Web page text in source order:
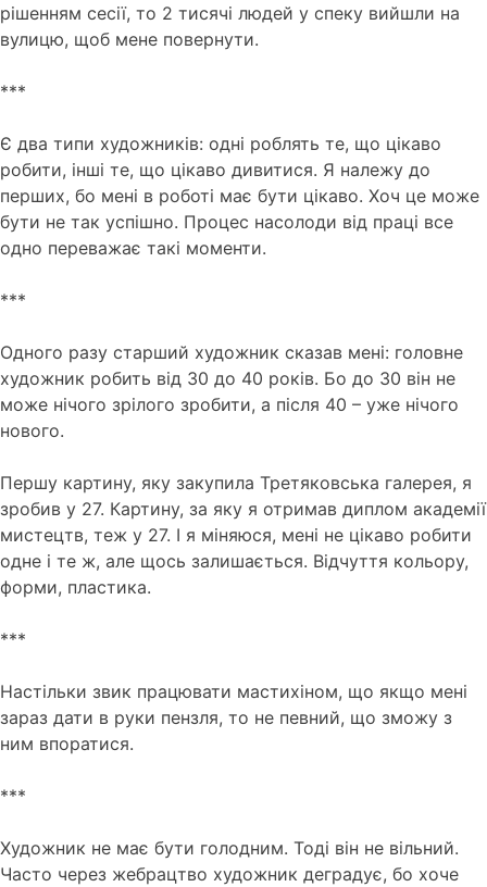
рішенням сесії, то 2 тисячі людей у спеку вийшли на
вулицю, щоб мене повернути.
***
Є два типи художників: одні роблять те, що цікаво
робити, інші те, що цікаво дивитися. Я належу до
перших, бо мені в роботі має бути цікаво. Хоч це може
бути не так успішно. Процес насолоди від праці все
одно переважає такі моменти.
***
Одного разу старший художник сказав мені: головне
художник робить від 30 до 40 років. Бо до 30 він не
може нічого зрілого зробити, а після 40 – уже нічого
нового.
Першу картину, яку закупила Третяковська галерея, я
зробив у 27. Картину, за яку я отримав диплом академії
мистецтв, теж у 27. І я міняюся, мені не цікаво робити
одне і те ж, але щось залишається. Відчуття кольору,
форми, пластика.
***
Настільки звик працювати мастихіном, що якщо мені
зараз дати в руки пензля, то не певний, що зможу з
ним впоратися.
***
Художник не має бути голодним. Тоді він не вільний.
Часто через жебрацтво художник деградує, бо хоче